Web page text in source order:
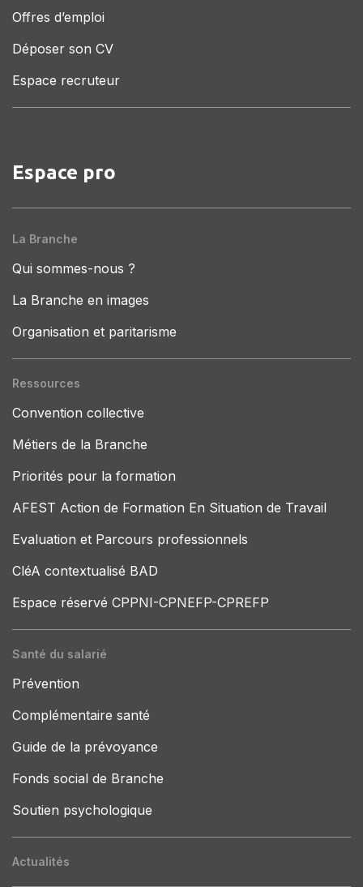
Offres d’emploi
Déposer son CV
Espace recruteur
Espace pro
La Branche
Qui sommes-nous ?
La Branche en images
Organisation et paritarisme
Ressources
Convention collective
Métiers de la Branche
Priorités pour la formation
AFEST Action de Formation En Situation de Travail
Evaluation et Parcours professionnels
CléA contextualisé BAD
Espace réservé CPPNI-CPNEFP-CPREFP
Santé du salarié
Prévention
Complémentaire santé
Guide de la prévoyance
Fonds social de Branche
Soutien psychologique
Actualités